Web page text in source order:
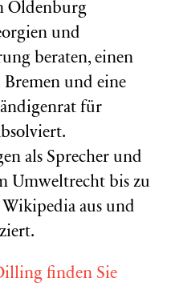
Oldenburg
und
beraten, einen
und eine
für
als Sprecher und
Umweltrecht bis zu
aus und
finden Sie